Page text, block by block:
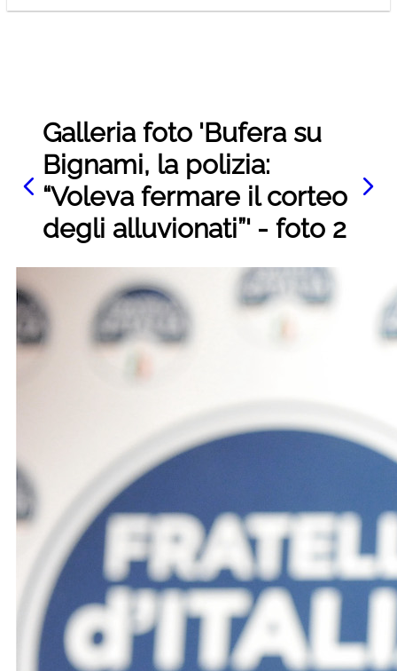
Galleria foto 'Bufera su
Bignami, la polizia:
“Voleva fermare il corteo
degli alluvionati”' - foto 2